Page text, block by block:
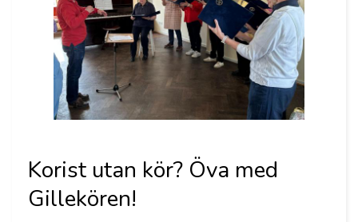
Korist utan kör? Öva med
Gillekören!